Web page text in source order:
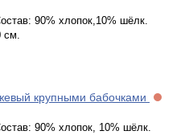
90% хлопок,10% шёлк.
см.
крупными бабочками
90% хлопок, 10% шёлк.